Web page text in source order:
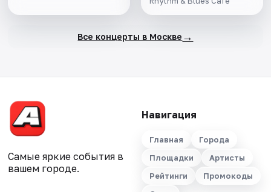
Все концерты в Москве →
Самые яркие события в
вашем городе.
Навигация
Главная
Города
Площадки
Артисты
Рейтинги
Промокоды